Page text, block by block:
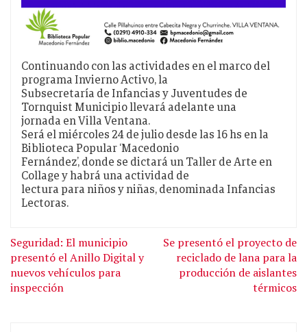
Continuando con las actividades en el marco del
programa Invierno Activo, la
Subsecretaría de Infancias y Juventudes de
Tornquist Municipio llevará adelante una
jornada en Villa Ventana.
Será el miércoles 24 de julio desde las 16 hs en la
Biblioteca Popular ‘Macedonio
Fernández’, donde se dictará un Taller de Arte en
Collage y habrá una actividad de
lectura para niños y niñas, denominada Infancias
Lectoras.
Seguridad: El municipio
presentó el Anillo Digital y
nuevos vehículos para
inspección
Se presentó el proyecto de
reciclado de lana para la
producción de aislantes
térmicos